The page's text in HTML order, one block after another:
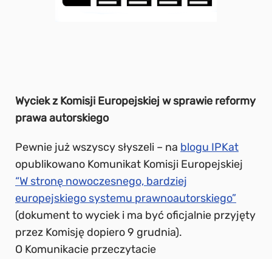
Wyciek z Komisji Europejskiej w sprawie reformy
prawa autorskiego
Pewnie już wszyscy słyszeli – na blogu IPKat
opublikowano Komunikat Komisji Europejskiej
“W stronę nowoczesnego, bardziej
europejskiego systemu prawnoautorskiego”
(dokument to wyciek i ma być oficjalnie przyjęty
przez Komisję dopiero 9 grudnia).
O Komunikacie przeczytacie